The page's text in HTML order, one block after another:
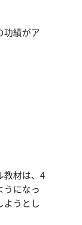
功績がア
教材は、4
になっ
うとし